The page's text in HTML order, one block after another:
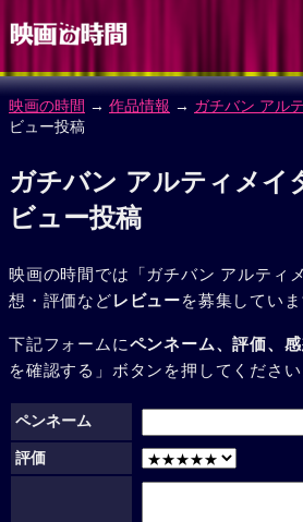
映画の時間 → 作品情報 → ガチバン アル
ビュー投稿
ガチバン アルティメイ
ビュー投稿
映画の時間では「ガチバン アルティ
想・評価などレビューを募集していま
下記フォームにペンネーム、評価、
を確認する」ボタンを押してください
ペンネーム
評価